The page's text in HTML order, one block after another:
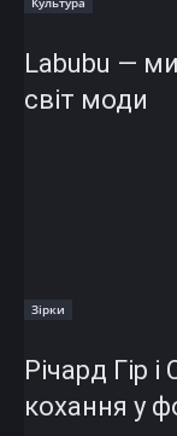
Labubu —
світ моди
Зірки
Річард Гір і
кохання у